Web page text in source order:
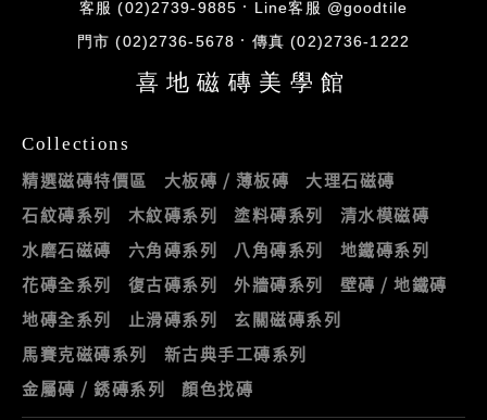
客服 (02)2739-9885 Line客服 @goodtile
門市 (02)2736-5678 傳真 (02)2736-1222
喜地磁磚美學館
Collections
精選磁磚特價區 大板磚 / 薄板磚
大理石磁磚
石紋磚系列
木紋磚系列 塗料磚系列
清水模磁磚
水磨石磁磚
六角磚系列 八角磚系列
地鐵磚系列
花磚全系列
復古磚系列 外牆磚系列
壁磚 / 地鐵磚
地磚全系列
止滑磚系列
玄關磁磚系列
馬賽克磁磚系列
新古典手工磚系列
金屬磚 / 銹磚系列
顏色找磚